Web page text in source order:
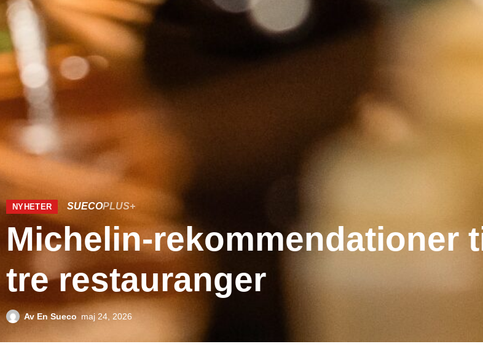
NYHETER SUECOPLUS+
Michelin-rekommendationer
tre restauranger
Av En Sueco maj 24, 2026